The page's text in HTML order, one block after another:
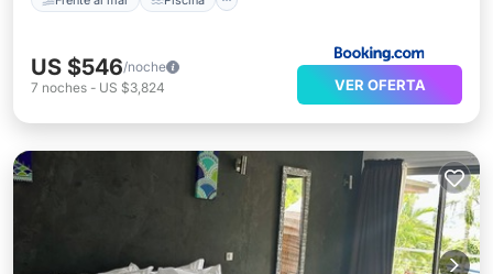
US $546/noche
7 noches - US $3,824 VER OFERTA